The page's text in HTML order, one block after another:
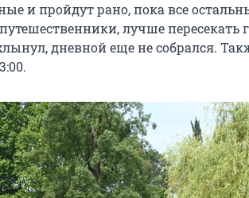
и пройдут рано, пока все
лучше пересекать
дневной еще не собрался.